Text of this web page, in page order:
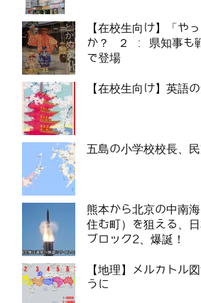
【在校生向け】「や
か？ ２ : 県知事も
で登場
【在校生向け】英語
五島の小学校校長、
熊本から北京の中南
住む町）を狙える、
ブロック2、爆誕！
【地理】メルカトル
うに